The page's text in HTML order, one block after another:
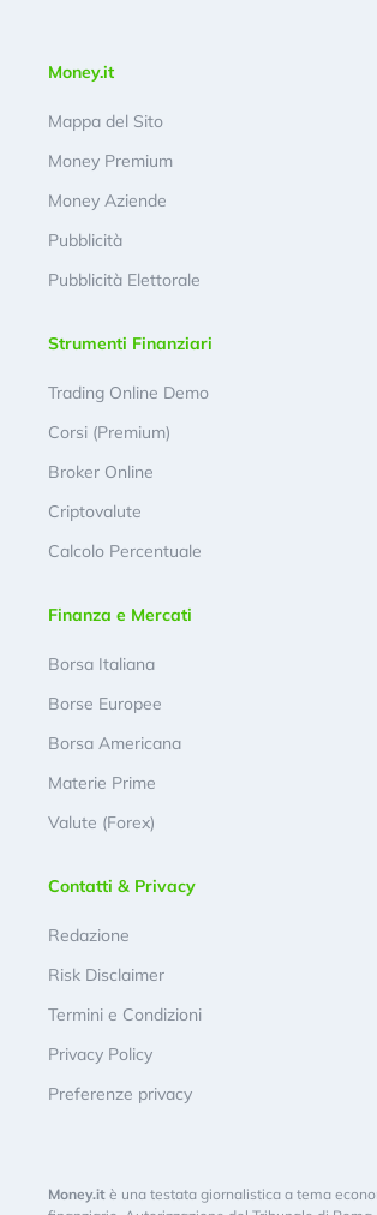
Money.it
Mappa del Sito
Money Premium
Money Aziende
Pubblicità
Pubblicità Elettorale
Strumenti Finanziari
Trading Online Demo
Corsi (Premium)
Broker Online
Criptovalute
Calcolo Percentuale
Finanza e Mercati
Borsa Italiana
Borse Europee
Borsa Americana
Materie Prime
Valute (Forex)
Contatti & Privacy
Redazione
Risk Disclaimer
Termini e Condizioni
Privacy Policy
Preferenze privacy
Money.it è una testata giornalistica a tema